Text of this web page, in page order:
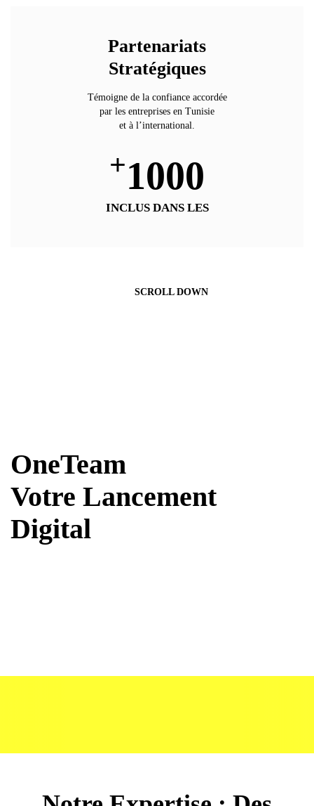
Partenariats
Stratégiques
Témoigne de la confiance accordée
par les entreprises en Tunisie
et à l’international.
+1000
INCLUS DANS LES
SCROLL DOWN
OneTeam
Votre Lancement
Digital